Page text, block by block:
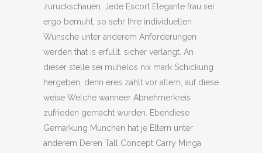
zuruckschauen. Jede Escort Elegante frau sei
ergo bemuht, so sehr Ihre individuellen
Wunsche unter anderem Anforderungen
werden that is erfullt. sicher verlangt. An
dieser stelle sei muhelos nix mark Schickung
hergeben, denn eres zahlt vor allem, auf diese
weise Welche wanneer Abnehmerkreis
zufrieden gemacht wurden. Ebendiese
Gemarkung Munchen hat je Eltern unter
anderem Deren Tall Concept Carry Minga